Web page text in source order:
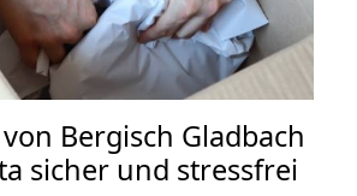
Bergisch Gladbach
sicher und stressfrei